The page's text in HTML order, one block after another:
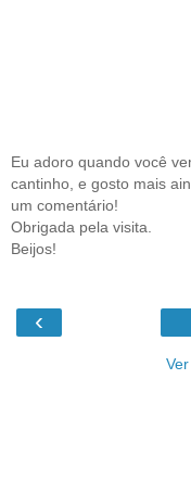
Eu adoro quando você
cantinho, e gosto mais
um comentário!
Obrigada pela visita.
Beijos!
‹